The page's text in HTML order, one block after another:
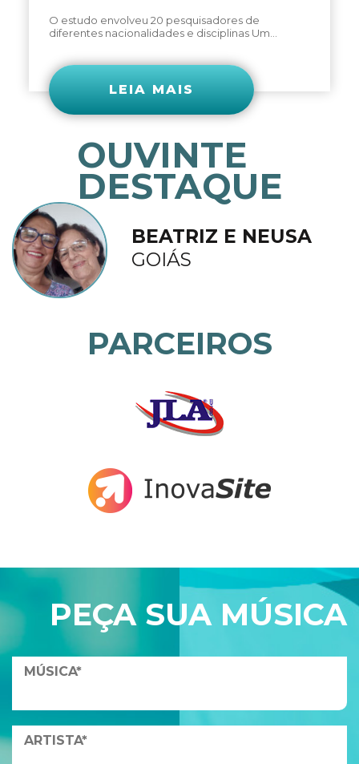
O estudo envolveu 20 pesquisadores de
diferentes nacionalidades e disciplinas Um...
LEIA MAIS
OUVINTE
DESTAQUE
BEATRIZ E NEUSA
GOIÁS
PARCEIROS
PEÇA SUA MÚSICA